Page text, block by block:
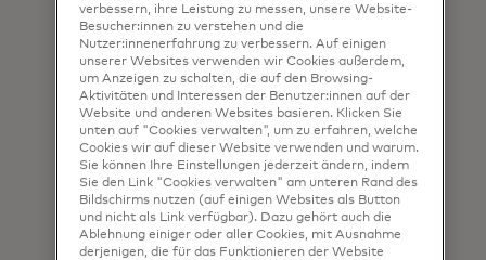
Caribbean bei Mastercard. "Da das
Interesse an Blockchain und
digitalen Assets in Lateinamerika
und auf der ganzen Welt weiter
zunimmt, ist es wichtig, weiterhin
vertrauenswürdige und
überprüfbare Interaktionen über
öffentliche Blockchain-Netzwerke
zu ermöglichen. Wir freuen uns
sehr, mit dieser dynamischen
Gruppe von Partnern
zusammenzuarbeiten, um
verbessern, ihre Leistung zu messen, unsere Website-
Besucher:innen zu verstehen und die
Nutzer:innenerfahrung zu verbessern. Auf einigen
unserer Websites verwenden wir Cookies außerdem,
um Anzeigen zu schalten, die auf den Browsing-
Aktivitäten und Interessen der Benutzer:innen auf der
Website und anderen Websites basieren. Klicken Sie
unten auf "Cookies verwalten", um zu erfahren, welche
Cookies wir auf dieser Website verwenden und warum.
Sie können Ihre Einstellungen jederzeit ändern, indem
Sie den Link "Cookies verwalten" am unteren Rand des
Bildschirms nutzen (auf einigen Websites als Button
und nicht als Link verfügbar). Dazu gehört auch die
Ablehnung einiger oder aller Cookies, mit Ausnahme
derjenigen, die für das Funktionieren der Website